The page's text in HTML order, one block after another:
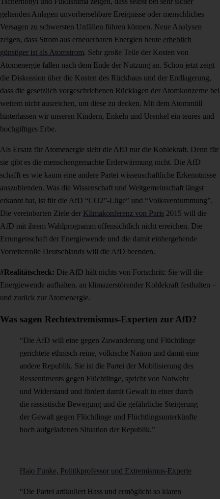
geltenden Anlagen unvorhersehbare Ereignisse oder menschliches
Versagen zu schwersten Unfällen führen können. Neue Analysen
zeigen, dass Strom aus erneuerbaren Energien heute erheblich
günstiger ist als Atomstrom. Sehr große Teile der Kosten von
Atomenergie fallen nach dem Ende der Nutzung an. Schon jetzt zeigt
die Diskussion über die Kosten des Rückbaus und der Endlagerung,
dass die gesetzlich vorgeschriebenen Rücklagen der Atomkonzerne bei
weitem nicht ausreichen, um diese zu decken. Mit dem Atommüll
hinterlassen wir unseren Kindern, Enkeln und Urenkel ein teures und
hochgiftiges Erbe.
Als Ersatz für Atomenergie sieht die AfD nur die Kohlekraft. Denn für
sie gibt es die menschengemachte Erderwärmung nicht. Die AfD
schafft es wie kaum eine andere Partei wissenschaftliche Erkenntnisse
auszublenden. Was die Wissenschaft und Weltgemeinschaft längst
erkannt hat, ist für die AfD “CO2”-Lüge” und “Volksverdummung”.
Die vereinbarten Ziele der Klimakonferenz von Paris 2015 will die
AfD mit ihrem Wahlprogramm offensichtlich nicht erreichen. Die
Errungenschaft der Energiewende und die damit einhergehende
Vorreiterrolle Deutschlands will die AfD beenden.
#Realitätscheck: Die AfD hält nichts von Fortschritt: Sie will die
Energiewende aufhalten, an klimazerstörender Kohlekraft festhalten –
und zurück zur Atomenergie.
Was sagen Rechtextremismus-Experten zur AfD?
“Die AfD will eine gegen Zuwanderung und Flüchtlinge
gerichtete ethnisch-reine, völkische Nation und damit eine
andere Republik. Sie ist die Partei der Mobilisierung des
Ressentiments gegen Flüchtlinge, spricht von Notwehr
und Widerstand und fördert damit Gewalt in einer durch
die rassistische Bewegung und die gefährliche Steigerung
der Gewalt gegen Flüchtlinge und Flüchtlingsunterkünfte
hoch aufgeladenen Situation der Republik.”
Hajo Funke, Politikprofessor und Extremismus-Experte
“Die Partei artikuliert Hass und ermöglicht so klaren